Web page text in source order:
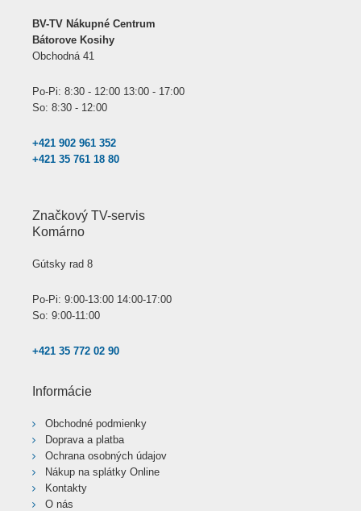
BV-TV Nákupné Centrum
Bátorove Kosihy
Obchodná 41
Po-Pi: 8:30 - 12:00 13:00 - 17:00
So: 8:30 - 12:00
+421 902 961 352
+421 35 761 18 80
Značkový TV-servis
Komárno
Gútsky rad 8
Po-Pi: 9:00-13:00 14:00-17:00
So: 9:00-11:00
+421 35 772 02 90
Informácie
Obchodné podmienky
Doprava a platba
Ochrana osobných údajov
Nákup na splátky Online
Kontakty
O nás